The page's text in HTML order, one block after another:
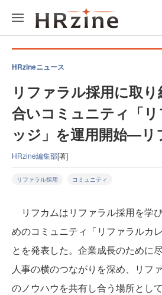
HRzineニュース
リファラル採用に取
合いコミュニティ「
ッジ」を運用開始―リ
HRzine編集部[著]
リファラル採用 コミュニティ
リフカムはリファラル採用を学
めのコミュニティ「リファラルカ
とを発表した。企業成長のために
人事の横のつながりを深め、リフ
のノウハウを共有し合う場所とし